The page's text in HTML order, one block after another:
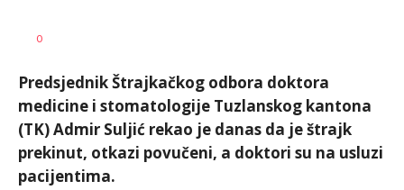
AUTOR
0
Predsjednik Štrajkačkog odbora doktora
medicine i stomatologije Tuzlanskog kantona
(TK) Admir Suljić rekao je danas da je štrajk
prekinut, otkazi povučeni, a doktori su na usluzi
pacijentima.